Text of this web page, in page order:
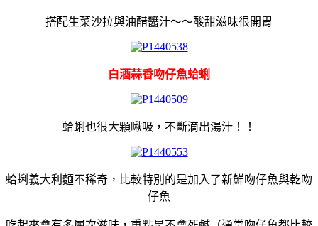
搭配生菜沙拉與油醋醬汁～～酸甜滋味很開胃
白酒蒜香吻仔魚蛤蜊
蛤蜊也很大顆啾吸，不斷滴出湯汁！！
蛤蜊義大利麵不稀奇，比較特別的是加入了新鮮吻仔魚與乾吻
仔魚